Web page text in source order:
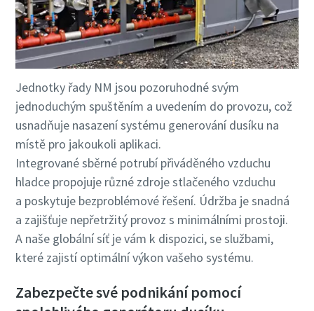
Jednotky řady NM jsou pozoruhodné svým
jednoduchým spuštěním a uvedením do provozu, což
usnadňuje nasazení systému generování dusíku na
místě pro jakoukoli aplikaci.
Integrované sběrné potrubí přiváděného vzduchu
hladce propojuje různé zdroje stlačeného vzduchu
a poskytuje bezproblémové řešení. Údržba je snadná
a zajišťuje nepřetržitý provoz s minimálními prostoji.
A naše globální síť je vám k dispozici, se službami,
které zajistí optimální výkon vašeho systému.
Zabezpečte své podnikání pomocí